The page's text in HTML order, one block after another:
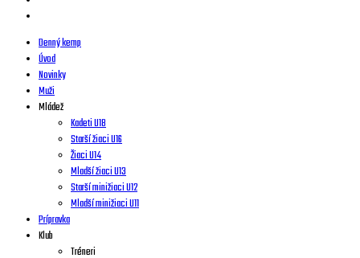
Denný kemp
Úvod
Novinky
Muži
Mládež
Kadeti U18
Starší žiaci U16
Žiaci U14
Mladší žiaci U13
Starší minižiaci U12
Mladší minižiaci U11
Prípravka
Klub
Tréneri